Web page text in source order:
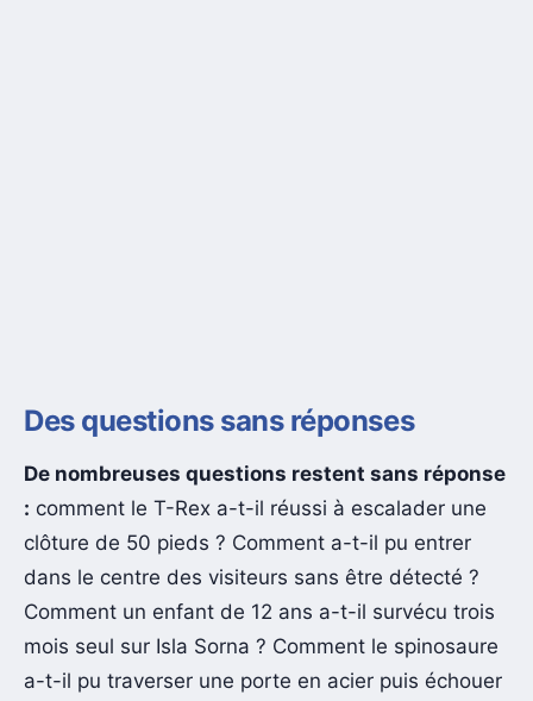
Des questions sans réponses
De nombreuses questions restent sans réponse
: comment le T-Rex a-t-il réussi à escalader une
clôture de 50 pieds ? Comment a-t-il pu entrer
dans le centre des visiteurs sans être détecté ?
Comment un enfant de 12 ans a-t-il survécu trois
mois seul sur Isla Sorna ? Comment le spinosaure
a-t-il pu traverser une porte en acier puis échouer